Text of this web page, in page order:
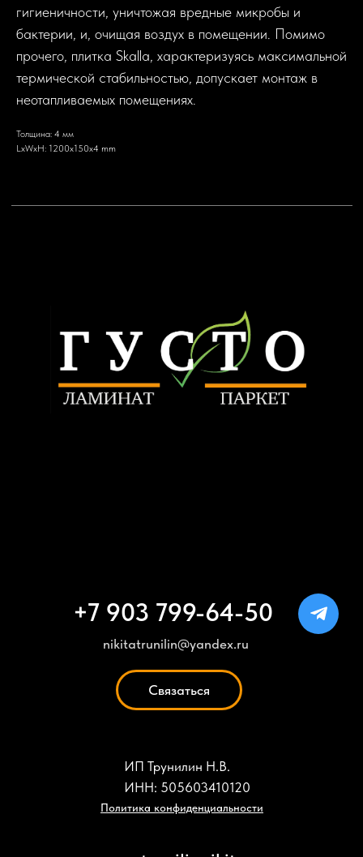
гигиеничности, уничтожая вредные микробы и
бактерии, и, очищая воздух в помещении. Помимо
прочего, плитка Skalla, характеризуясь максимальной
термической стабильностью, допускает монтаж в
неотапливаемых помещениях.
Толщина: 4 мм
LxWxH: 1200x150x4 mm
+7 903 799-64-50
nikitatrunilin@yandex.ru